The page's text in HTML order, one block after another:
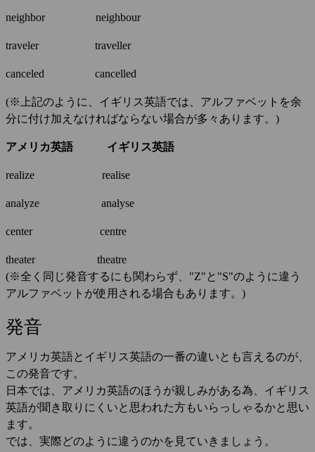
neighbor neighbour
traveler traveller
canceled cancelled
(※上記のように、イギリス英語では、アルファベットを余
分に付け加えなければならない場合が多々あります。)
アメリカ英語 イギリス英語
realize realise
analyze analyse
center centre
theater theatre
(※全く同じ発音するにも関わらず、"Z"と"S"のように違う
アルファベットが使用される場合もあります。)
発音
アメリカ英語とイギリス英語の一番の違いとも言えるのが、
この発音です。
日本では、アメリカ英語のほうが親しみがある為、イギリス
英語が聞き取りにくいと思われた方もいらっしゃるかと思い
ます。
では、実際どのように違うのかを見ていきましょう。